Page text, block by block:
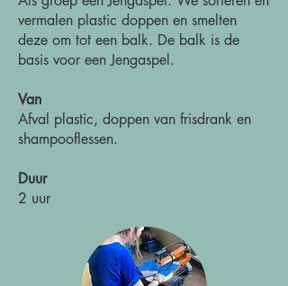
vermalen plastic doppen en smelten
deze om tot een balk. De balk is de
basis voor een Jengaspel.
Van
Afval plastic, doppen van frisdrank en
shampooflessen.
Duur
2 uur